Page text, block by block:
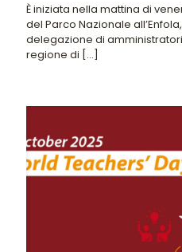
È iniziata nella mattina di
del Parco Nazionale
delegazione di
regione di […]